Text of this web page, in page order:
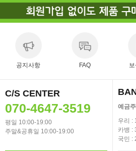
공지사항 FAQ
C/S CENTER
070-4647-3519
평일 10:00-19:00
주말&공휴일 10:00-19:00
예금
우리 :
카뱅 :
국민 :